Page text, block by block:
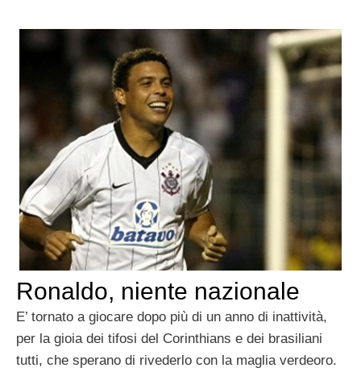
Ronaldo, niente nazionale
E’ tornato a giocare dopo più di un anno di inattività,
per la gioia dei tifosi del Corinthians e dei brasiliani
tutti, che sperano di rivederlo con la maglia verdeoro.